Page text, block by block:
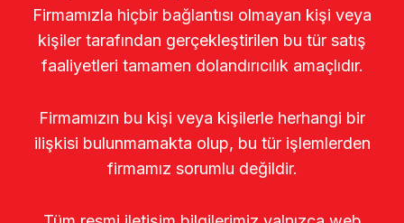
Firmamızla hiçbir bağlantısı olmayan kişi veya
kişiler tarafından gerçekleştirilen bu tür satış
faaliyetleri tamamen dolandırıcılık amaçlıdır.
Firmamızın bu kişi veya kişilerle herhangi bir
ilişkisi bulunmamakta olup, bu tür işlemlerden
firmamız sorumlu değildir.